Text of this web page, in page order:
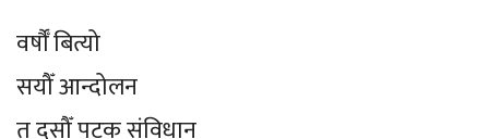
वर्षौँ बित्यो
सयौँ आन्दोलन
त दसौँ पटक संविधान